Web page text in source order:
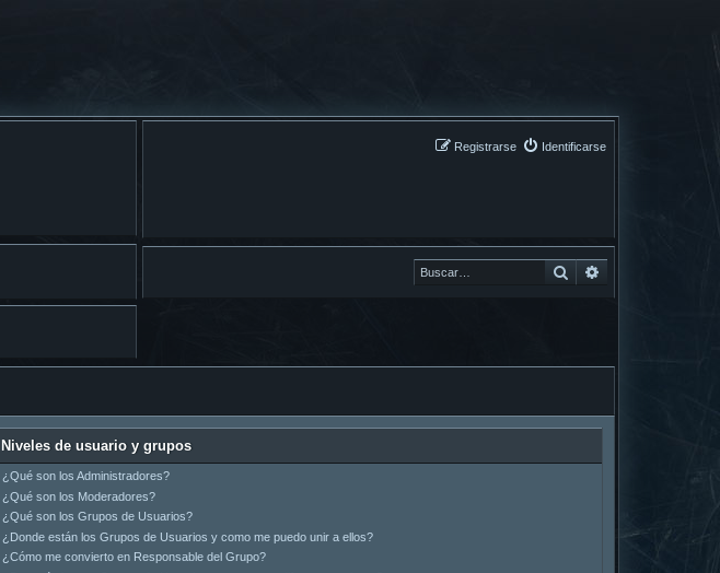
Identificarse
Registrarse
Buscar
Niveles de usuario y grupos
¿Qué son los Administradores?
¿Qué son los Moderadores?
¿Qué son los Grupos de Usuarios?
¿Donde están los Grupos de Usuarios y como me puedo unir a ellos?
¿Cómo me convierto en Responsable del Grupo?